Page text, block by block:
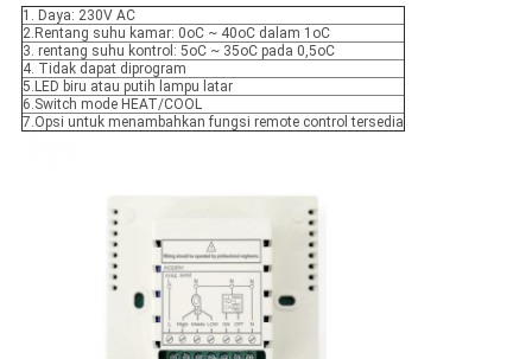
1. Daya: 230V AC
2.Rentang suhu kamar: 0oC ~ 40oC dalam 1oC
3. rentang suhu kontrol: 5oC ~ 35oC pada 0,5oC
4. Tidak dapat diprogram
5.LED biru atau putih lampu latar
6.Switch mode HEAT/COOL
7.Opsi untuk menambahkan fungsi remote control tersedia